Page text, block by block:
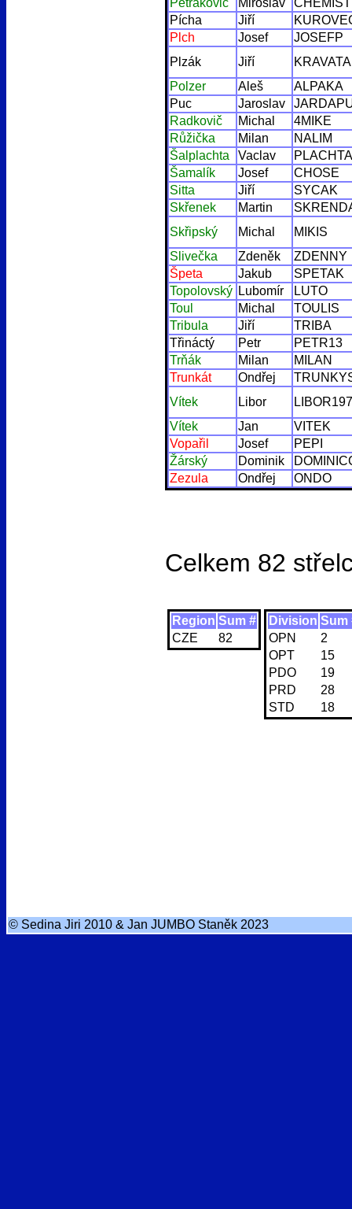
Petrakovič Miroslav
CHEMIST
Pícha
Jiří
Plch
Josef
JOSEFP
Plzák
Jiří
KRAVATA
Polzer
Aleš
ALPAKA
Puc
Jaroslav
Radkovič
Michal
4MIKE
Růžička
Milan
NALIM
Šalplachta
Vaclav
Šamalík
Josef
CHOSE
Sitta
Jiří
SYCAK
Skřenek
Martin
Skřipský
Michal
MIKIS
Slivečka
Zdeněk
ZDENNY
Špeta
Jakub
SPETAK
Topolovský Lubomír
LUTO
Toul
Michal
TOULIS
Tribula
Jiří
TRIBA
Třináctý
Petr
PETR13
Trňák
Milan
MILAN
Trunkát
Ondřej
Vítek
Libor
Vítek
Jan
VITEK
Vopařil
Josef
PEPI
Žárský
Dominik
Zezula
Ondřej ONDO
Celkem 82
Region Sum #
CZE
82
Division Sum
OPN
2
OPT
15
PDO
19
PRD
28
STD
18
© Sedina Jiri 2010 & Jan JUMBO Staněk 2023